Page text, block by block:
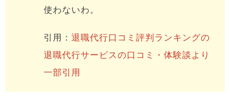
使わないわ。
引用： 退職代行口コミ評判ランキングの
退職代行サービスの口コミ・体験談より
一部引用